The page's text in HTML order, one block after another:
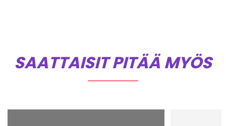
SAATTAISIT PITÄÄ MYÖS